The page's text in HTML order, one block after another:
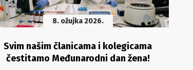
8. ožujka 2026.
Svim našim članicama i kolegicama
čestitamo Međunarodni dan žena!